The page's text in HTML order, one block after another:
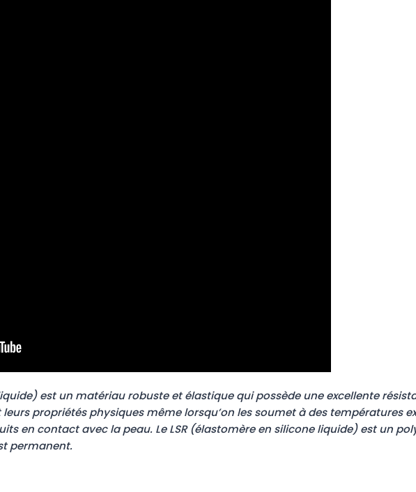
est un matériau robuste et élastique qui possède une excellente
propriétés physiques même lorsqu’on les soumet à des températures
en contact avec la peau. Le LSR (élastomère en silicone liquide) est un
permanent.